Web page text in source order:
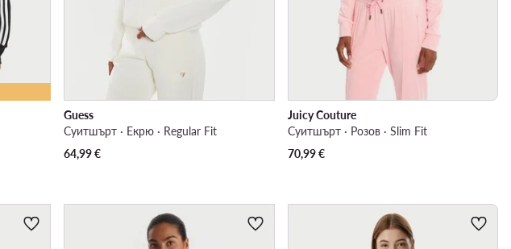
Guess
Суитшърт · Екрю · Regular Fit
64,99€
Juicy Couture
Суитшърт · Розов · Slim Fit
70,99€